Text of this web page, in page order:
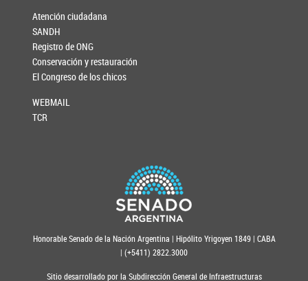
Atención ciudadana
SANDH
Registro de ONG
Conservación y restauración
El Congreso de los chicos
WEBMAIL
TCR
Honorable Senado de la Nación Argentina | Hipólito Yrigoyen 1849 | CABA
| (+5411) 2822.3000
Sitio desarrollado por la Subdirección General de Infraestructuras